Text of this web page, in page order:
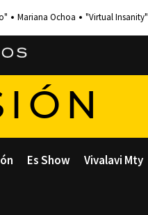
Mariana Ochoa "Virtual Insanity"
Es Show Vivalavi Mty